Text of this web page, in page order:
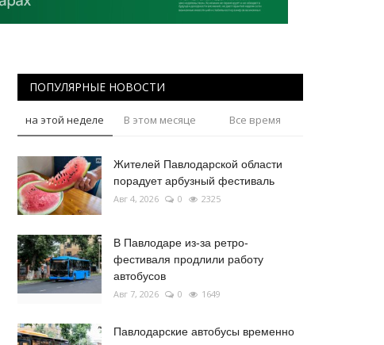
ПОПУЛЯРНЫЕ НОВОСТИ
на этой неделе В этом месяце Все время
Жителей Павлодарской области
порадует арбузный фестиваль
Авг 4, 2026 0 2325
В Павлодаре из-за ретро-
фестиваля продлили работу
автобусов
Авг 7, 2026 0 1649
Павлодарские автобусы временно